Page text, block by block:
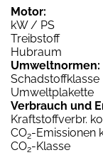
Motor:
kW / PS
Treibstoff
Hubraum
Umweltnormen:
Schadstoffklasse
Umweltplakette
Verbrauch und
Kraftstoffverbr.
CO2-Emissionen
CO2-Klasse